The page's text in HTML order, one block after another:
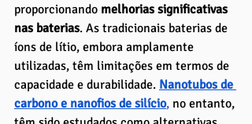
proporcionando melhorias significativas
nas baterias. As tradicionais baterias de
íons de lítio, embora amplamente
utilizadas, têm limitações em termos de
capacidade e durabilidade. Nanotubos de
carbono e nanofios de silício, no entanto,